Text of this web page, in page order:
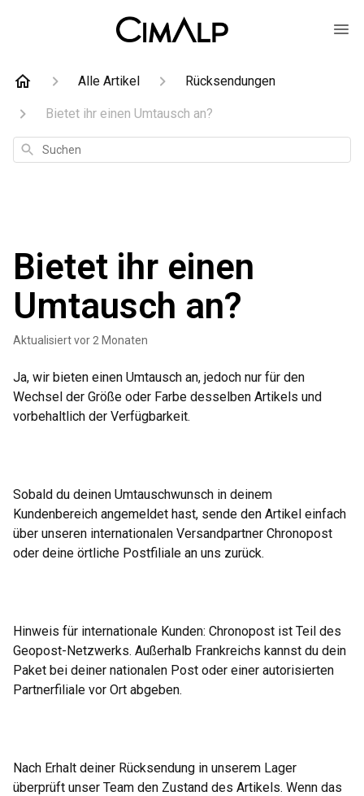
Alle Artikel Rücksendungen
Bietet ihr einen Umtausch an?
Suchen
Bietet ihr einen
Umtausch an?
Aktualisiertvor 2 Monaten
Ja, wir bieten einen Umtausch an, jedoch nur für den
Wechsel der Größe oder Farbe desselben Artikels und
vorbehaltlich der Verfügbarkeit.
Sobald du deinen Umtauschwunsch in deinem
Kundenbereich angemeldet hast, sende den Artikel einfach
über unseren internationalen Versandpartner Chronopost
oder deine örtliche Postfiliale an uns zurück.
Hinweis für internationale Kunden: Chronopost ist Teil des
Geopost-Netzwerks. Außerhalb Frankreichs kannst du dein
Paket bei deiner nationalen Post oder einer autorisierten
Partnerfiliale vor Ort abgeben.
Nach Erhalt deiner Rücksendung in unserem Lager
überprüft unser Team den Zustand des Artikels. Wenn das